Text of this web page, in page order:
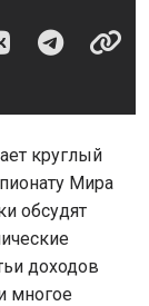
круглый
Мира
обсудят
доходов
многое